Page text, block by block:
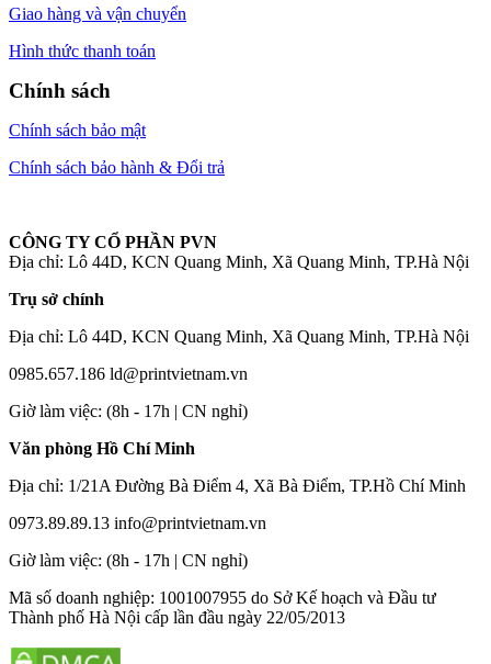
Giao hàng và vận chuyển
Hình thức thanh toán
Chính sách
Chính sách bảo mật
Chính sách bảo hành & Đổi trả
CÔNG TY CỔ PHẦN PVN
Địa chỉ: Lô 44D, KCN Quang Minh, Xã Quang Minh, TP.Hà Nội
Trụ sở chính
Địa chỉ: Lô 44D, KCN Quang Minh, Xã Quang Minh, TP.Hà Nội
0985.657.186 ld@printvietnam.vn
​Giờ làm việc: (8h - 17h | CN nghỉ)
Văn phòng Hồ Chí Minh
Địa chỉ: 1/21A Đường Bà Điểm 4, Xã Bà Điểm, TP.Hồ Chí Minh
0973.89.89.13 info@printvietnam.vn
​Giờ làm việc: (8h - 17h | CN nghỉ)
Mã số doanh nghiệp: 1001007955 do Sở Kế hoạch và Đầu tư
Thành phố Hà Nội cấp lần đầu ngày 22/05/2013